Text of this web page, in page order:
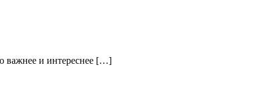
важнее и интереснее […]